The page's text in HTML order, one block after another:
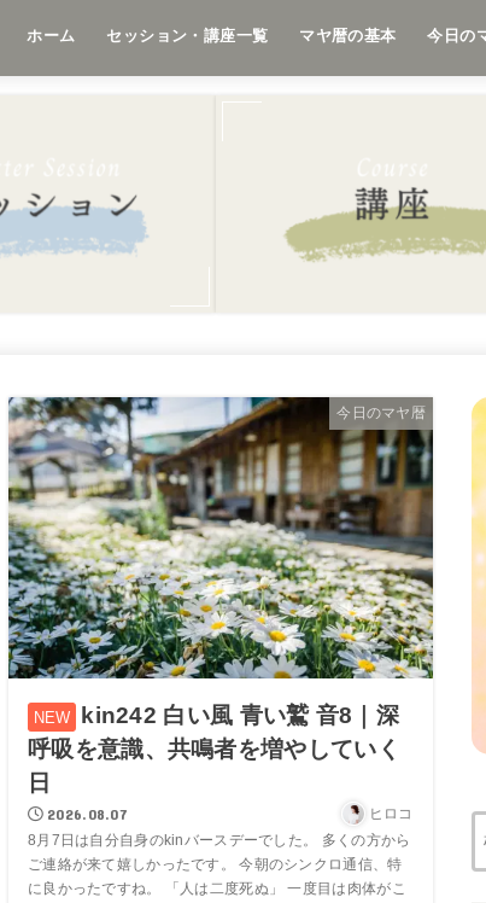
ホーム セッション・講座一覧 マヤ暦の基本 今日の
今日のマヤ暦
kin242 白い風 青い鷲 音8｜深
呼吸を意識、共鳴者を増やしていく
日
2026.08.07 ヒロコ
8月7日は自分自身のkinバースデーでした。 多くの方から
ご連絡が来て嬉しかったです。 今朝のシンクロ通信、特
に良かったですね。 「人は二度死ぬ」 一度目は肉体がこ